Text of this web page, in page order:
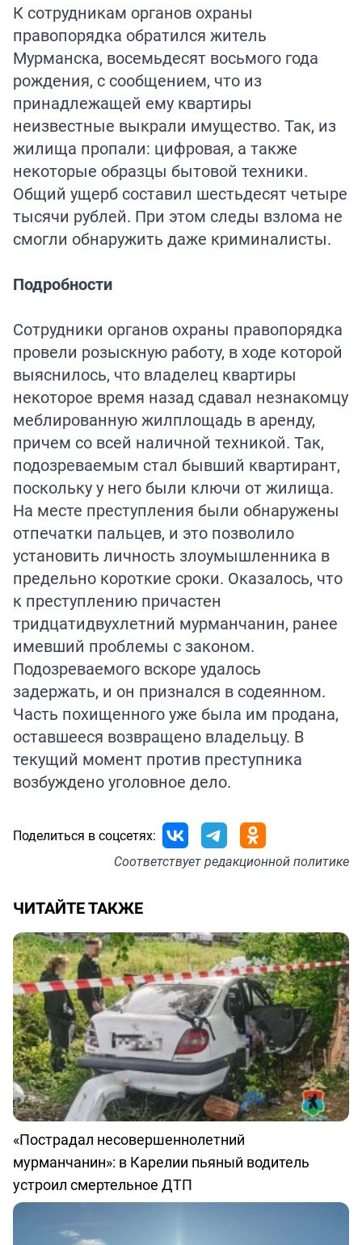
К сотрудникам органов охраны
правопорядка обратился житель
Мурманска, восемьдесят восьмого года
рождения, с сообщением, что из
принадлежащей ему квартиры
неизвестные выкрали имущество. Так, из
жилища пропали: цифровая, а также
некоторые образцы бытовой техники.
Общий ущерб составил шестьдесят четыре
тысячи рублей. При этом следы взлома не
смогли обнаружить даже криминалисты.
Подробности
Сотрудники органов охраны правопорядка
провели розыскную работу, в ходе которой
выяснилось, что владелец квартиры
некоторое время назад сдавал незнакомцу
меблированную жилплощадь в аренду,
причем со всей наличной техникой. Так,
подозреваемым стал бывший квартирант,
поскольку у него были ключи от жилища.
На месте преступления были обнаружены
отпечатки пальцев, и это позволило
установить личность злоумышленника в
предельно короткие сроки. Оказалось, что
к преступлению причастен
тридцатидвухлетний мурманчанин, ранее
имевший проблемы с законом.
Подозреваемого вскоре удалось
задержать, и он признался в содеянном.
Часть похищенного уже была им продана,
оставшееся возвращено владельцу. В
текущий момент против преступника
возбуждено уголовное дело.
Поделиться в соцсетях:
Соответствуетредакционной политике
ЧИТАЙТЕ ТАКЖЕ
«Пострадал несовершеннолетний
мурманчанин»: в Карелии пьяный водитель
устроил смертельное ДТП